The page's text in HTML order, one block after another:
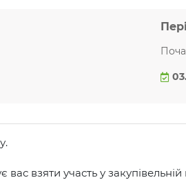
вас взяти участь у